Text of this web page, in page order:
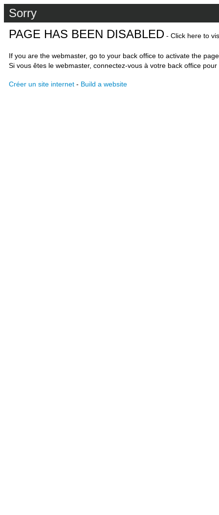
Sorry
PAGE HAS BEEN DISABLED - Click here to
If you are the webmaster, go to your back office to activate the
Si vous êtes le webmaster, connectez-vous à votre back office
Créer un site internet - Build a website